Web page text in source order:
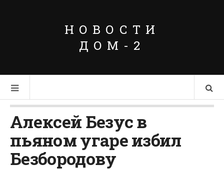
НОВОСТИ
ДОМ-2
Алексей Безус в
пьяном угаре избил
Безбородову